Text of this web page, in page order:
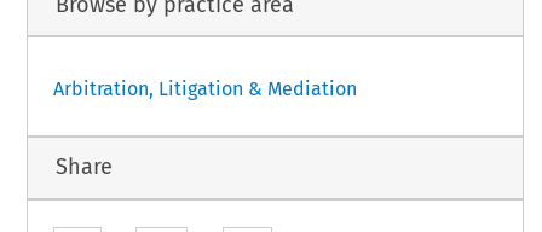
Arbitration, Litigation & Mediation
Share